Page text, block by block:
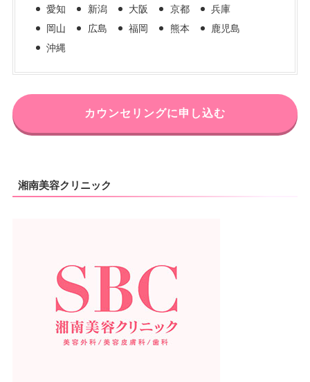
愛知
新潟 大阪 京都
兵庫
岡山
広島 福岡 熊本
鹿児島
沖縄
カウンセリングに申し込む
湘南美容クリニック